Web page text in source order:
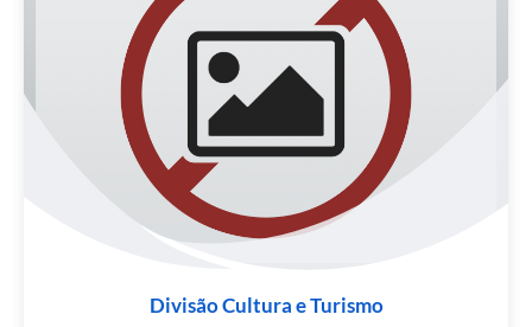
Divisão Cultura e Turismo